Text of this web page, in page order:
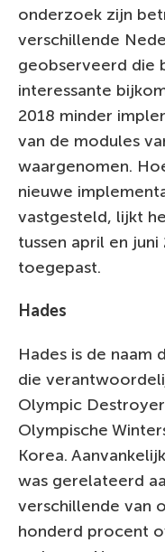
onderzoek zijn
verschillende
geobserveerd die
interessante
2018 minder
van de modules
waargenomen.
nieuwe
vastgesteld, lijkt
tussen april en
toegepast.
Hades
Hades is de naam
die
Olympic
Olympische
Korea.
was gerelateerd
verschillende van
honderd procent